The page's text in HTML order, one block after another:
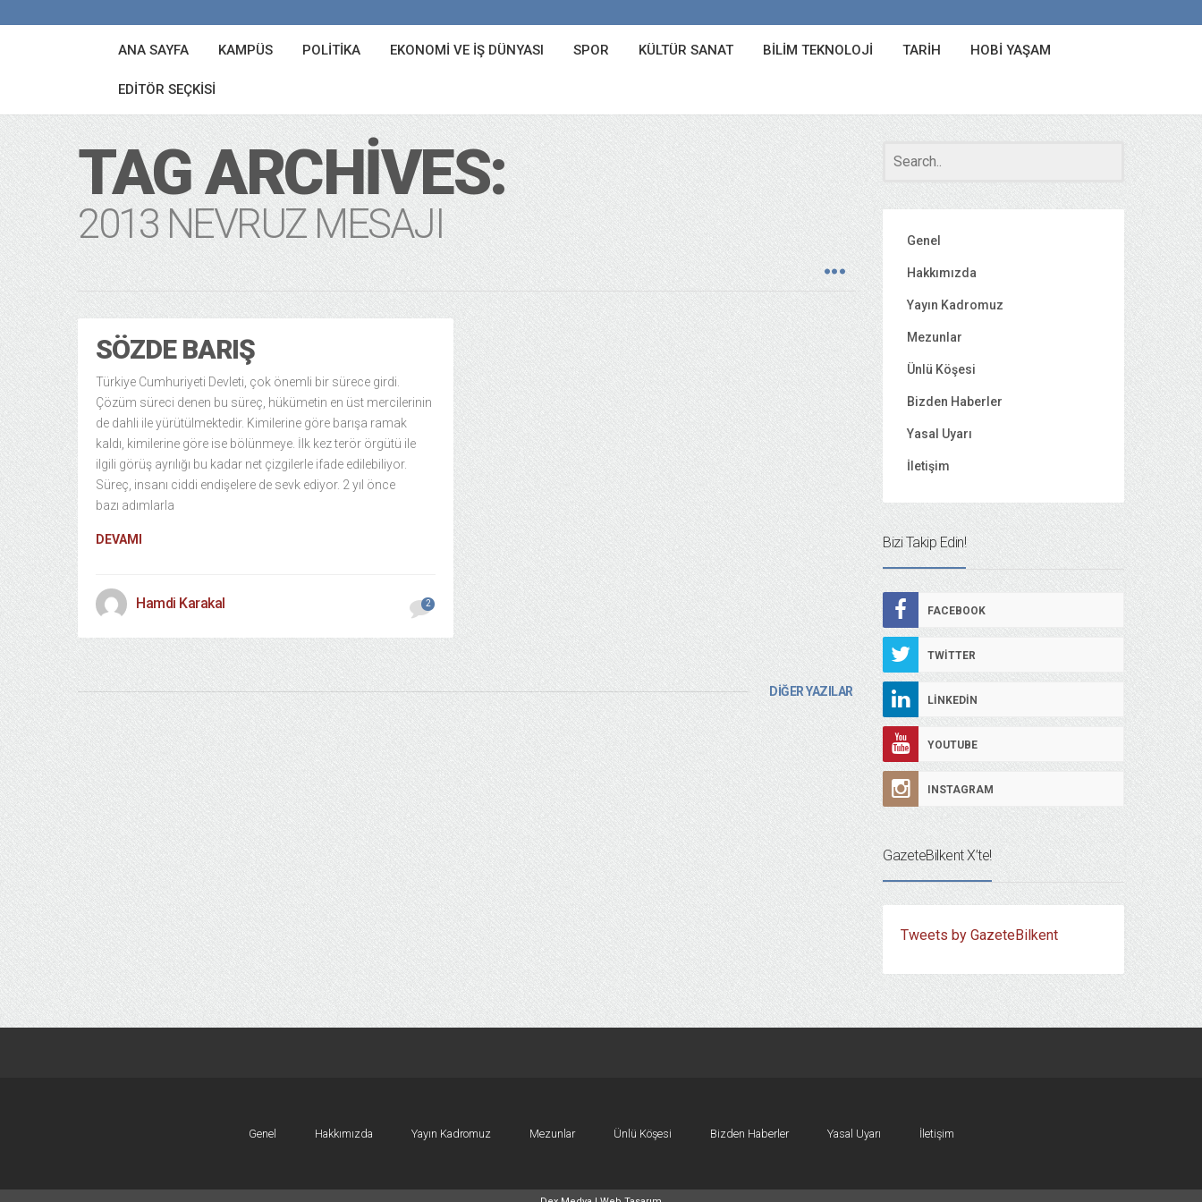
ANA SAYFA KAMPÜS POLITIKA EKONOMI VE İŞ DÜNYASI SPOR KÜLTÜR SANAT BILIM TEKNOLOJI TARIH HOBI YAŞAM
EDITÖR SEÇKISI
TAG ARCHIVES:
2013 NEVRUZ MESAJI
SÖZDE BARIŞ
Türkiye Cumhuriyeti Devleti, çok önemli bir sürece girdi.
Çözüm süreci denen bu süreç, hükümetin en üst mercilerinin
de dahli ile yürütülmektedir. Kimilerine göre barışa ramak
kaldı, kimilerine göre ise bölünmeye. İlk kez terör örgütü ile
ilgili görüş ayrılığı bu kadar net çizgilerle ifade edilebiliyor.
Süreç, insanı ciddi endişelere de sevk ediyor. 2 yıl önce
bazı adımlarla
DEVAMI
Hamdi Karakal 2
DİĞER YAZILAR
Genel
Hakkımızda
Yayın Kadromuz
Mezunlar
Ünlü Köşesi
Bizden Haberler
Yasal Uyarı
İletişim
Bizi Takip Edin!
FACEBOOK
TWITTER
LINKEDIN
YOUTUBE
INSTAGRAM
GazeteBilkent X’te!
Tweets by GazeteBilkent
Genel Hakkımızda Yayın Kadromuz Mezunlar Ünlü Köşesi Bizden Haberler Yasal Uyarı İletişim